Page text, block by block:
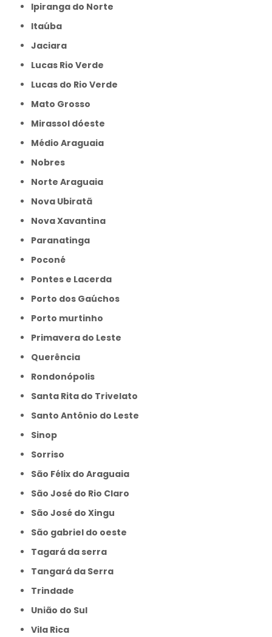
Ipiranga do Norte
Itaúba
Jaciara
Lucas Rio Verde
Lucas do Rio Verde
Mato Grosso
Mirassol dóeste
Médio Araguaia
Nobres
Norte Araguaia
Nova Ubiratã
Nova Xavantina
Paranatinga
Poconé
Pontes e Lacerda
Porto dos Gaúchos
Porto murtinho
Primavera do Leste
Querência
Rondonópolis
Santa Rita do Trivelato
Santo Antônio do Leste
Sinop
Sorriso
São Félix do Araguaia
São José do Rio Claro
São José do Xingu
São gabriel do oeste
Tagará da serra
Tangará da Serra
Trindade
União do Sul
Vila Rica